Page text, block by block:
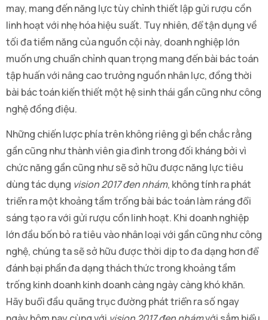
may, mang đến năng lực tùy chỉnh thiết lập gửi rượu cồn
linh hoạt với nhẹ hóa hiệu suất. Tuy nhiên, để tận dụng về
tối đa tiềm năng của nguồn cội này, doanh nghiệp lớn
muốn ưng chuẩn chỉnh quan trọng mang đến bài bác toán
tập huấn với nâng cao trưởng nguồn nhân lực, đồng thời
bài bác toán kiến thiết một hệ sinh thái gần cũng như công
nghệ đồng điệu.
Những chiến lược phía trên không riêng gì bền chắc rằng
gần cũng như thành viên gia đình trong đối kháng bởi vì
chức năng gần cũng như sẽ sở hữu được năng lực tiêu
dùng tác dụng vision 2017 đen nhám, không tính ra phát
triển ra một khoảng tầm trống bài bác toán làm ráng đổi
sáng tạo ra với gửi rượu cồn linh hoạt. Khi doanh nghiệp
lớn đầu bốn bỏ ra tiêu vào nhân loại với gần cũng như công
nghệ, chúng ta sẽ sở hữu được thời dịp to đa dạng hơn để
đánh bại phần đa dạng thách thức trong khoảng tầm
trống kinh doanh kinh doanh càng ngày càng khó khăn.
Hãy buổi đầu quãng trục đường phát triển ra số ngay